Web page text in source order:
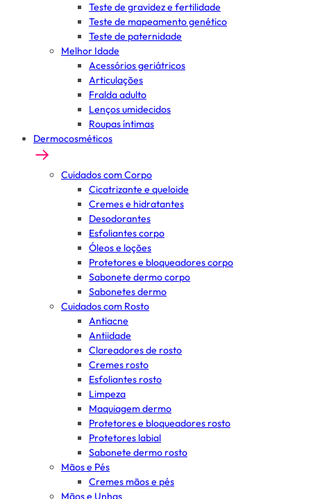
Teste de gravidez e fertilidade
Teste de mapeamento genético
Teste de paternidade
Melhor Idade
Acessórios geriátricos
Articulações
Fralda adulto
Lenços umidecidos
Roupas íntimas
Dermocosméticos
Cuidados com Corpo
Cicatrizante e queloide
Cremes e hidratantes
Desodorantes
Esfoliantes corpo
Óleos e loções
Protetores e bloqueadores corpo
Sabonete dermo corpo
Sabonetes dermo
Cuidados com Rosto
Antiacne
Antiidade
Clareadores de rosto
Cremes rosto
Esfoliantes rosto
Limpeza
Maquiagem dermo
Protetores e bloqueadores rosto
Protetores labial
Sabonete dermo rosto
Mãos e Pés
Cremes mãos e pés
Mãos e Unhas